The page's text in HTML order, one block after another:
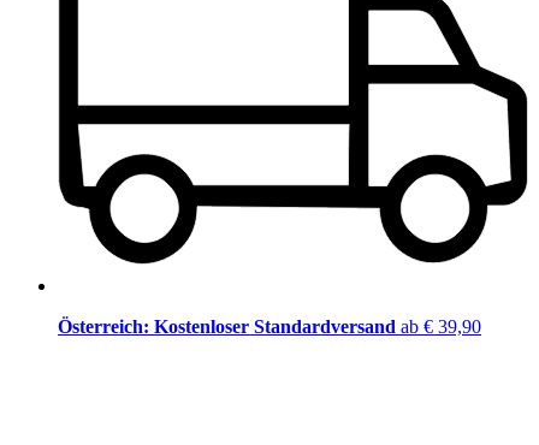
Österreich: Kostenloser Standardversand ab € 39,90